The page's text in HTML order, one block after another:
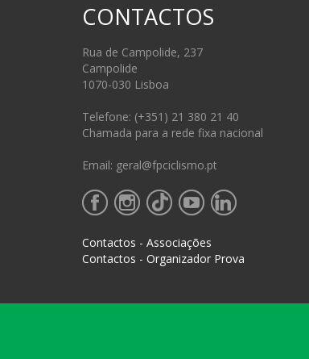
CONTACTOS
Rua de Campolide, 237
Campolide
1070-030 Lisboa
Telefone: (+351) 21 380 21 40
Chamada para a rede fixa nacional
Email: geral@fpciclismo.pt
Contactos - Associações
Contactos - Organizador Prova